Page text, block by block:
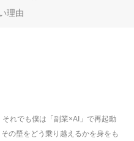
理由
れでも僕は「副業×AI」で再起動
の壁をどう乗り越えるかを身をも